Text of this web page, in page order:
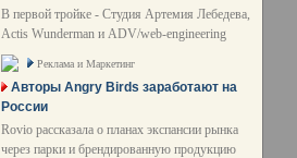
В первой тройке - Студия Артемия Лебедева,
Actis Wunderman и ADV/web-engineering
Реклама и Маркетинг
Авторы Angry Birds заработают на
России
Rovio рассказала о планах экспансии рынка
через парки и брендированную продукцию